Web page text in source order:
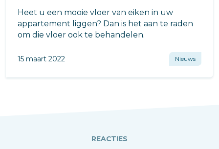
Heet u een mooie vloer van eiken in uw
appartement liggen? Dan is het aan te raden
om die vloer ook te behandelen.
15 maart 2022 Nieuws
REACTIES